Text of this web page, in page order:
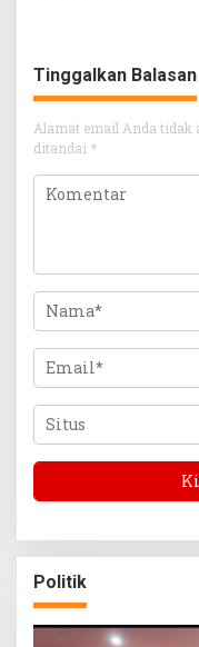
Tinggalkan Balasan
Alamat email Anda tidak
ditandai *
Politik